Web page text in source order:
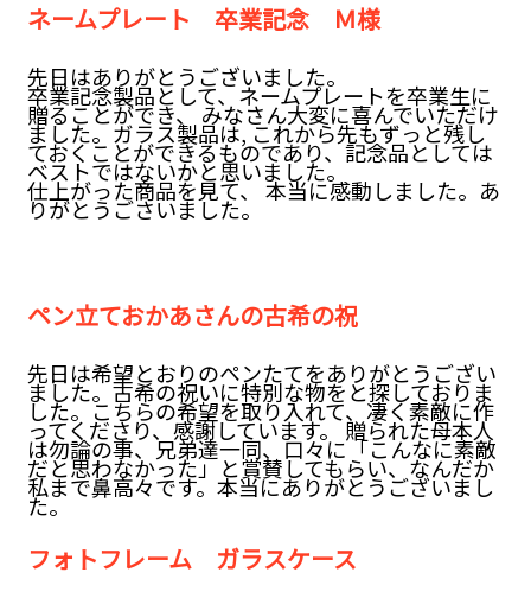
ネームプレート 卒業記念 Ｍ様
先日はありがとうございました。
卒業記念製品として、ネームプレートを卒業生に
贈ることができ、 みなさん大変に喜んでいただけ
ました。ガラス製品は, これから先もずっと残し
ておくことができるものであり、記念品としては
ベストではないかと思いました。
仕上がった商品を見て、 本当に感動しました。あ
りがとうごさいました。
ペン立ておかあさんの古希の祝
先日は希望とおりのペンたてをありがとうござい
ました。古希の祝いに特別な物をと探しておりま
した。こちらの希望を取り入れて、凄く素敵に作
ってくださり、感謝しています。 贈られた母本人
は勿論の事、兄弟達一同、口々に「こんなに素敵
だと思わなかった」と賞賛してもらい、なんだか
私まで鼻高々です。本当にありがとうございまし
た。
フォトフレーム ガラスケース